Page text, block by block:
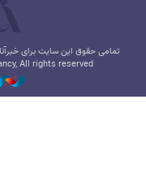
تمامی حقوق این سایت برای
All rights reserved